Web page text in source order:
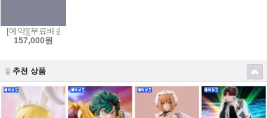
[예약][무료배송]figma 피그마 엘든링 - 영마 토렌트[4545784069653]
157,000원
추천 상품